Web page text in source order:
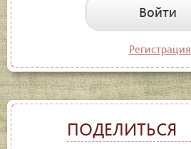
Войти
Регистрация
ПОДЕЛИТЬСЯ